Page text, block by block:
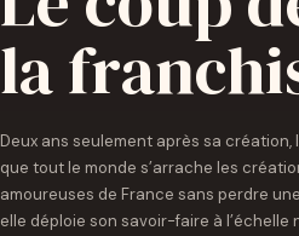
la
Deux ans seulement après sa
que tout le monde s’arrache les
amoureuses de France sans perdre
elle déploie son savoir-faire à l’échelle